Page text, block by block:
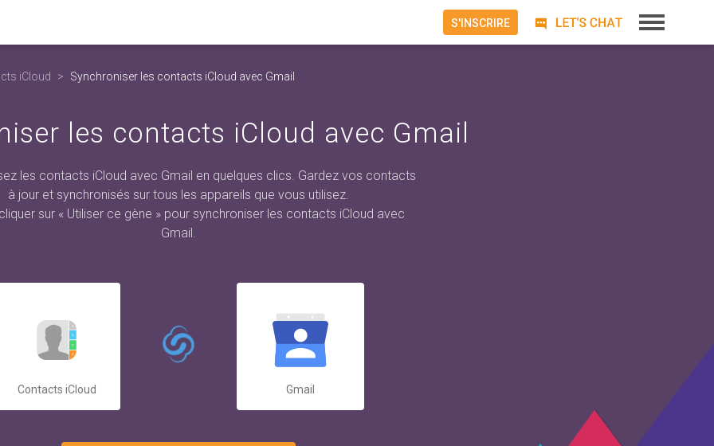
iCloud Synchroniser les contacts iCloud avec Gmail
les contacts iCloud avec Gmail
les contacts iCloud avec Gmail en quelques clics. Gardez vos contacts
à jour et synchronisés sur tous les appareils que vous utilisez.
sur « Utiliser ce gène » pour synchroniser les contacts iCloud avec
Gmail.
Contacts iCloud Gmail
S'INSCRIRE